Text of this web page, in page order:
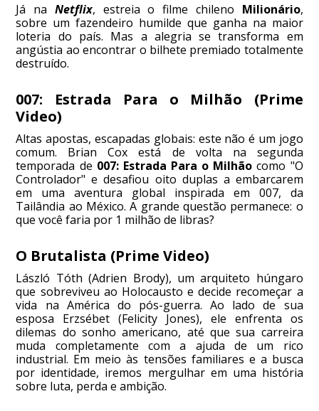
Já na Netflix, estreia o filme chileno Milionário,
sobre um fazendeiro humilde que ganha na maior
loteria do país. Mas a alegria se transforma em
angústia ao encontrar o bilhete premiado totalmente
destruído.
007: Estrada Para o Milhão (Prime
Video)
Altas apostas, escapadas globais: este não é um jogo
comum. Brian Cox está de volta na segunda
temporada de 007: Estrada Para o Milhão como "O
Controlador" e desafiou oito duplas a embarcarem
em uma aventura global inspirada em 007, da
Tailândia ao México. A grande questão permanece: o
que você faria por 1 milhão de libras?
O Brutalista (Prime Video)
László Tóth (Adrien Brody), um arquiteto húngaro
que sobreviveu ao Holocausto e decide recomeçar a
vida na América do pós-guerra. Ao lado de sua
esposa Erzsébet (Felicity Jones), ele enfrenta os
dilemas do sonho americano, até que sua carreira
muda completamente com a ajuda de um rico
industrial. Em meio às tensões familiares e a busca
por identidade, iremos mergulhar em uma história
sobre luta, perda e ambição.